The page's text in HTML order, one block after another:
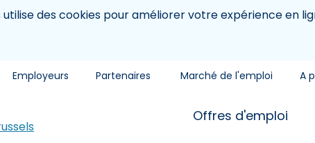
des cookies pour améliorer votre expérience en
Employeurs Partenaires Marché de l'emploi A
Offres d'emploi